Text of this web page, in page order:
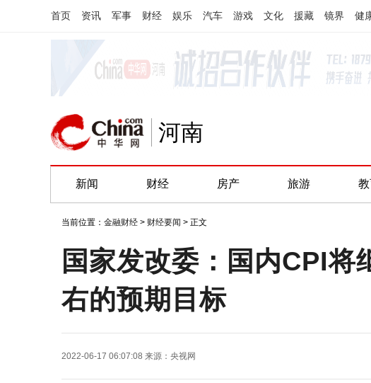
首页 资讯 军事 财经 娱乐 汽车 游戏 文化 援藏 镜界 健
河南
新闻 财经 房产 旅游
当前位置： 金融财经 > 财经要闻 > 正文
国家发改委：国内CPI
右的预期目标
2022-06-17 06:07:08 来源： 央视网